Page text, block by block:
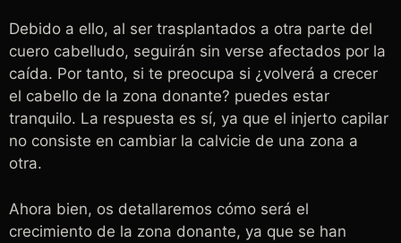
Debido a ello, al ser trasplantados a otra parte del
cuero cabelludo, seguirán sin verse afectados por la
caída. Por tanto, si te preocupa si ¿volverá a crecer
el cabello de la zona donante? puedes estar
tranquilo. La respuesta es sí, ya que el injerto capilar
no consiste en cambiar la calvicie de una zona a
otra.
Ahora bien, os detallaremos cómo será el
crecimiento de la zona donante, ya que se han